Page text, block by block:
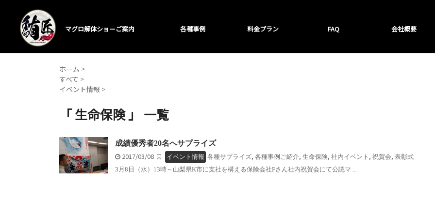
マグロ解体ショーご案内 各種事例 料金プラン FAQ 会社概要
ホーム >
すべて >
イベント情報 >
「 生命保険 」 一覧
成績優秀者20名へサプライズ
2017/03/08 イベント情報 各種サプライズ, 各種事例ご紹介, 生命保険, 社内イベント , 祝賀会, 表彰式
3月8日（水）13時～山梨県K市に支社を構える保険会社Fさん社内祝賀会にて公認マ ...